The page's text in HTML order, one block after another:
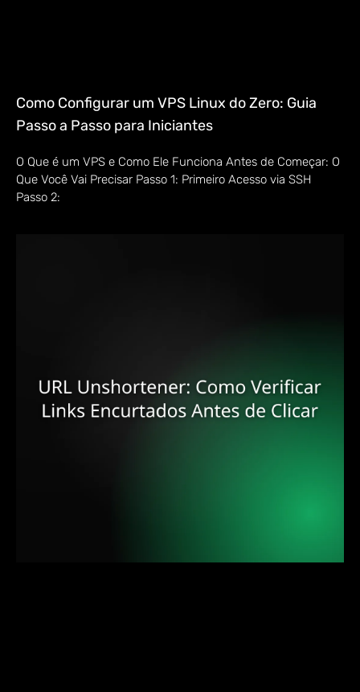
Como Configurar um VPS Linux do Zero: Guia
Passo a Passo para Iniciantes
O Que é um VPS e Como Ele Funciona Antes de Começar: O
Que Você Vai Precisar Passo 1: Primeiro Acesso via SSH
Passo 2: